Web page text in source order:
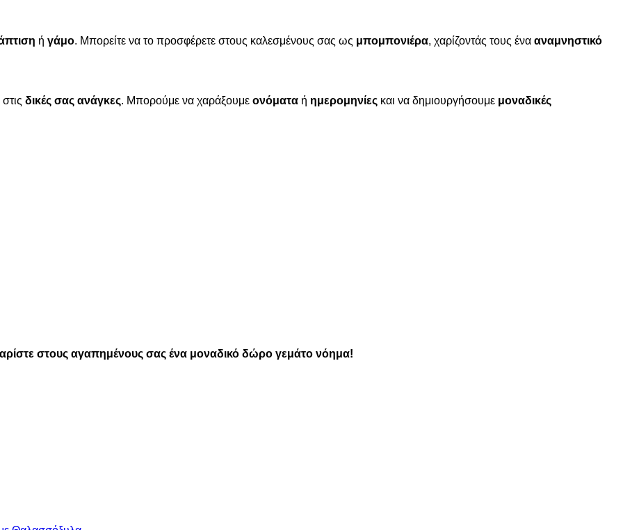
ή γάμο. Μπορείτε να το προσφέρετε στους καλεσμένους σας ως μπομπονιέρα, χαρίζοντάς τους ένα αναμνηστικό
δικές σας ανάγκες. Μπορούμε να χαράξουμε ονόματα ή ημερομηνίες και να δημιουργήσουμε μοναδικές
στους αγαπημένους σας ένα μοναδικό δώρο γεμάτο νόημα!